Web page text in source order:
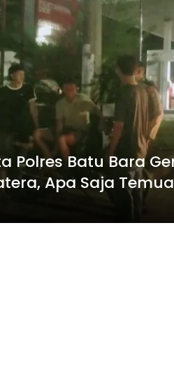
Polres Batu Bara
Apa Saja